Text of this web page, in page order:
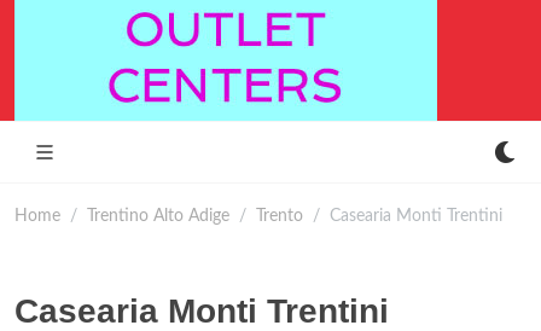
Home Trentino Alto Adige Trento Casearia Monti Trentini
Casearia Monti Trentini